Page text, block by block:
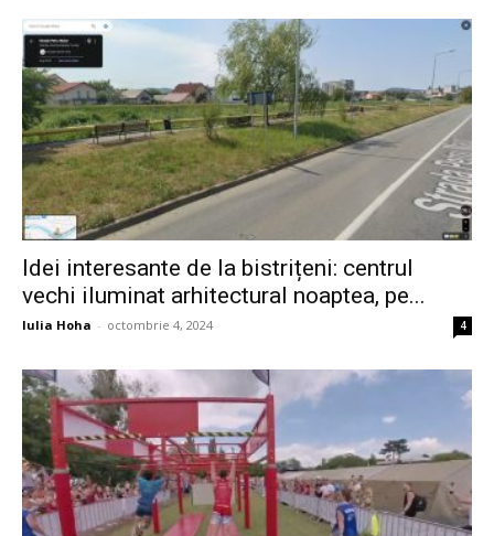
Idei interesante de la bistrițeni: centrul
vechi iluminat arhitectural noaptea, pe...
Iulia Hoha - octombrie 4, 2024 4